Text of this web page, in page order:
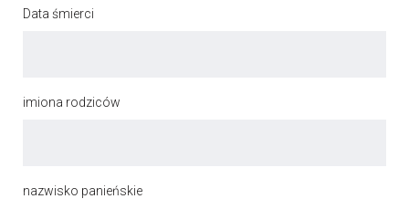
Data śmierci
imiona rodziców
nazwisko panieńskie